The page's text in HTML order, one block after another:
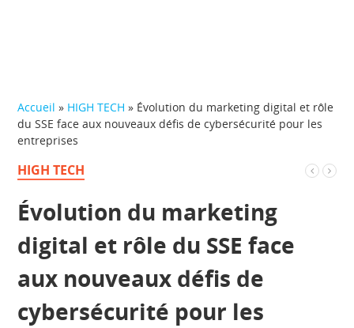
Accueil » HIGH TECH » Évolution du marketing digital et rôle
du SSE face aux nouveaux défis de cybersécurité pour les
entreprises
HIGH TECH
Évolution du marketing
digital et rôle du SSE face
aux nouveaux défis de
cybersécurité pour les